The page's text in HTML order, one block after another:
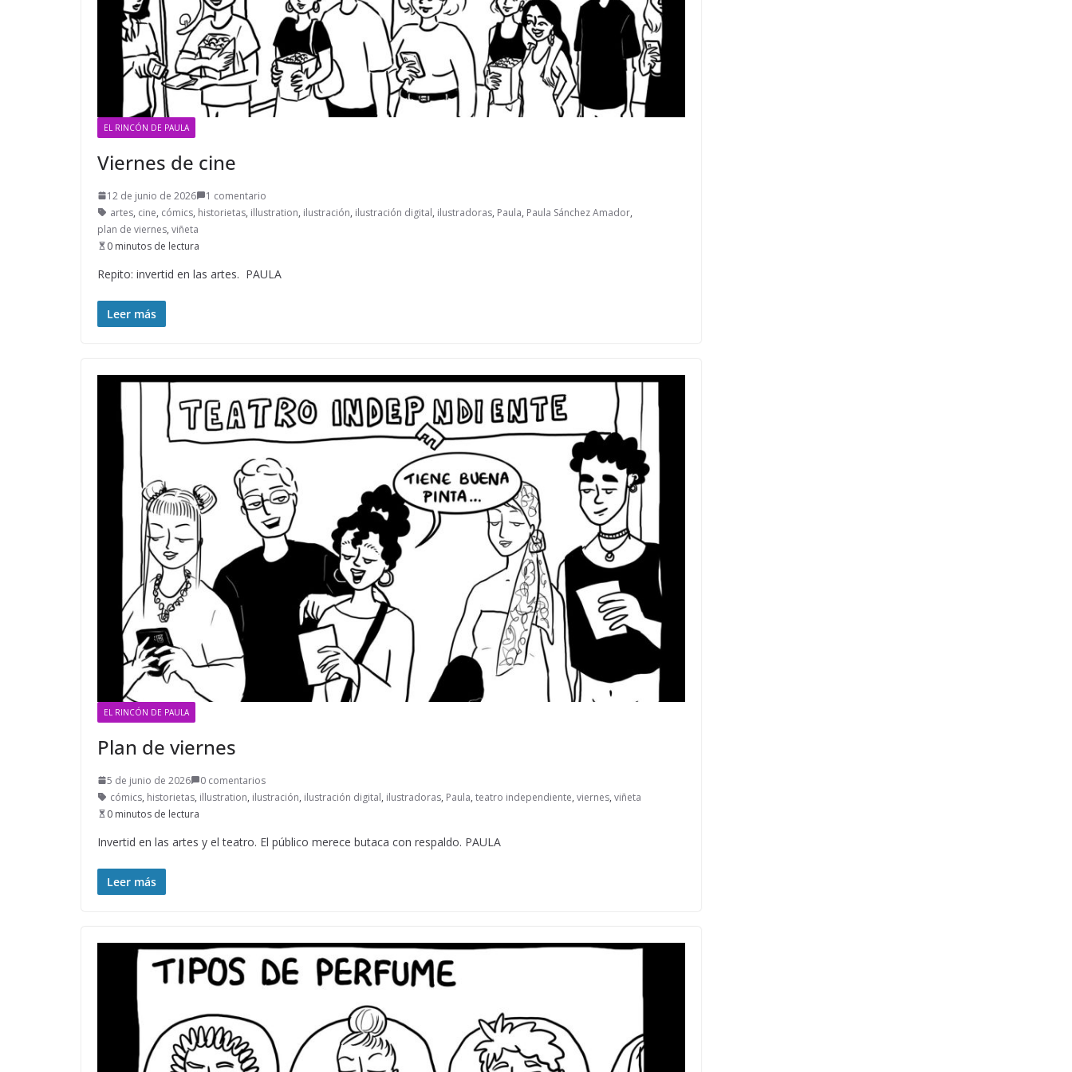
EL RINCÓN DE PAULA
Viernes de cine
12 de junio de 2026
1 comentario
artes, cine, cómics, historietas, illustration, ilustración, ilustración digital, ilustradoras, Paula, Paula Sánchez Amador,
plan de viernes, viñeta
0 minutos de lectura
Repito: invertid en las artes. PAULA
Leer más
EL RINCÓN DE PAULA
Plan de viernes
5 de junio de 2026
0 comentarios
cómics, historietas, illustration, ilustración, ilustración digital, ilustradoras, Paula, teatro independiente, viernes, viñeta
0 minutos de lectura
Invertid en las artes y el teatro. El público merece butaca con respaldo. PAULA
Leer más